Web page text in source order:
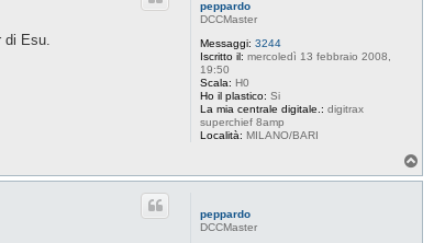
peppardo
DCCMaster
Messaggi: 3244
Iscritto il: mercoledì 13 febbraio 2008,
19:50
Scala: H0
Ho il plastico: Si
La mia centrale digitale.: digitrax
superchief 8amp
Località: MILANO/BARI
di Esu.
o
peppardo
DCCMaster